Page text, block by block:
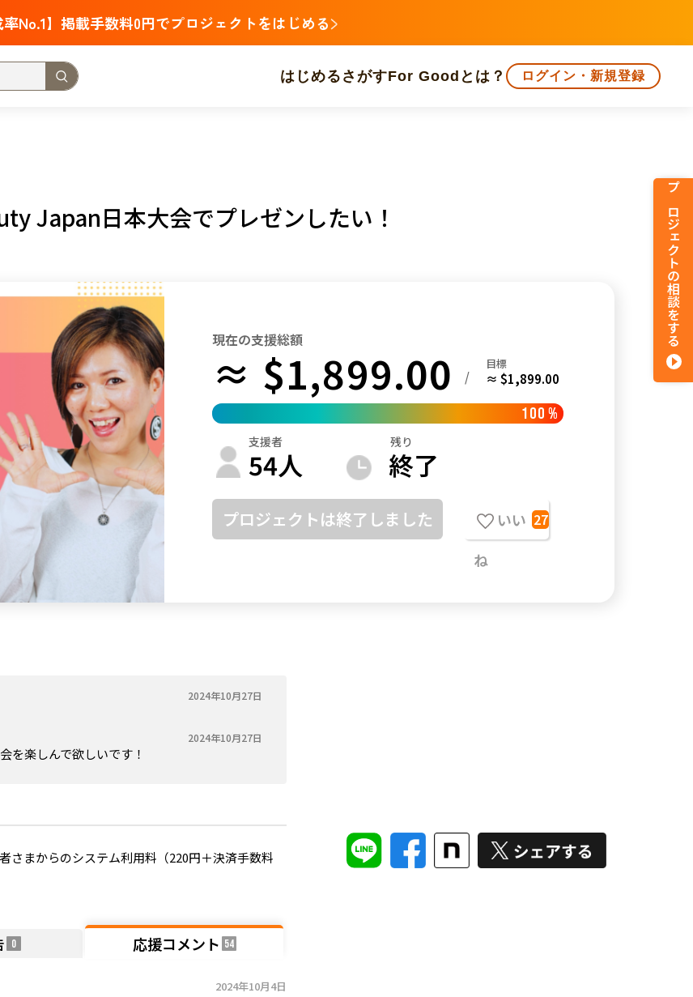
率No.1】掲載手数料0円でプロジェクトをはじめる
はじめる さがすFor Goodとは？ ログイン・新規登録
群馬 埼玉 千葉
石川 福井 山梨
滋賀 京都 大阪 兵庫
岡山 広島 山口
香川 愛媛 高知
佐賀 長崎 熊本 大分 鹿児島 沖縄
Japan日本大会でプレゼンしたい！
現在の支援総額
≈ $1,899.00 /
目標
≈ $1,899.00
100 %
支援者
54人
残り
終了
プロジェクトは終了しました
いい
ね
27
2024年10月27日
2024年10月27日
を楽しんで欲しいです！
さまからのシステム利用料（220円＋決済手数料
プロジェクトの相談をする
0 応援コメント 54
2024年10月4日